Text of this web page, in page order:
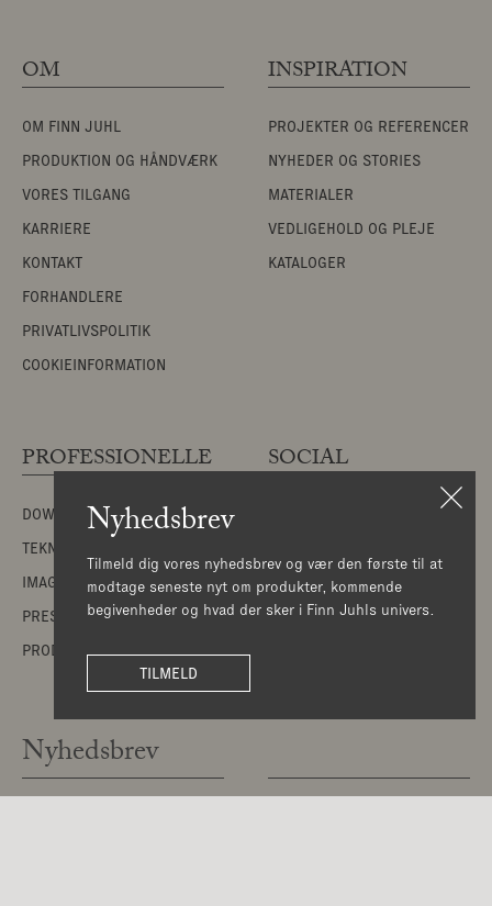
Nyhedsbrev
Tilmeld dig vores nyhedsbrev og vær den første til at
modtage seneste nyt om produkter, kommende
begivenheder og hvad der sker i Finn Juhls univers.
TILMELD
OM
OM FINN JUHL
PRODUKTION OG HÅNDVÆRK
VORES TILGANG
KARRIERE
KONTAKT
FORHANDLERE
PRIVATLIVSPOLITIK
COOKIEINFORMATION
INSPIRATION
PROJEKTER OG REFERENCER
NYHEDER OG STORIES
MATERIALER
VEDLIGEHOLD OG PLEJE
KATALOGER
PROFESSIONELLE
DOWNLOADS
TEKNISKE FILER
IMAGE BANK
PRESSE
PRODUKTKORT
SOCIAL
FACEBOOK
LINKEDIN
Nyhedsbrev